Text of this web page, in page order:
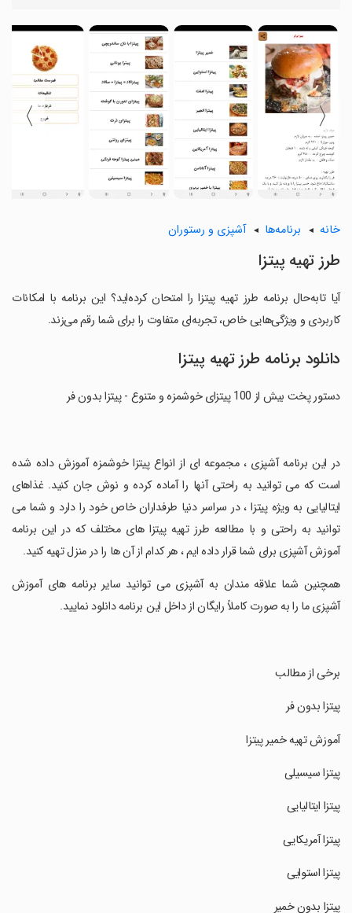
〈
〉
خانه برنامه‌ها آشپزی و رستوران
طرز تهیه پیتزا
آیا تابه‌حال برنامه طرز تهیه پیتزا را امتحان کرده‌اید؟ این برنامه با امکانات
کاربردی و ویژگی‌هایی خاص، تجربه‌ای متفاوت را برای شما رقم می‌زند.
دانلود برنامه طرز تهیه پیتزا
دستور پخت بیش از 100 پیتزای خوشمزه و متنوع - پیتزا بدون فر
‏در این برنامه آشپزی ، مجموعه ای از انواع پیتزا خوشمزه آموزش داده شده
است که می توانید به راحتی آنها را آماده کرده و نوش جان کنید. غذاهای
ایتالیایی به ویژه پیتزا ، در سراسر دنیا طرفداران خاص خود را دارد و شما می
توانید به راحتی و با مطالعه طرز تهیه پیتزا های مختلف که در این برنامه
آموزش آشپزی برای شما قرار داده ایم ، هر کدام از آن ها را در منزل تهیه کنید.
‏همچنین شما علاقه مندان به آشپزی می توانید سایر برنامه های آموزش
آشپزی ما را به صورت کاملاً رایگان از داخل این برنامه دانلود نمایید.
‏برخی از مطالب
‏پیتزا بدون فر
‏آموزش تهیه خمیر پیتزا
‏پیتزا سیسیلی
‏پیتزا ایتالیایی
‏پیتزا آمریکایی
‏پیتزا استوایی
‏پیتزا بدون خمیر